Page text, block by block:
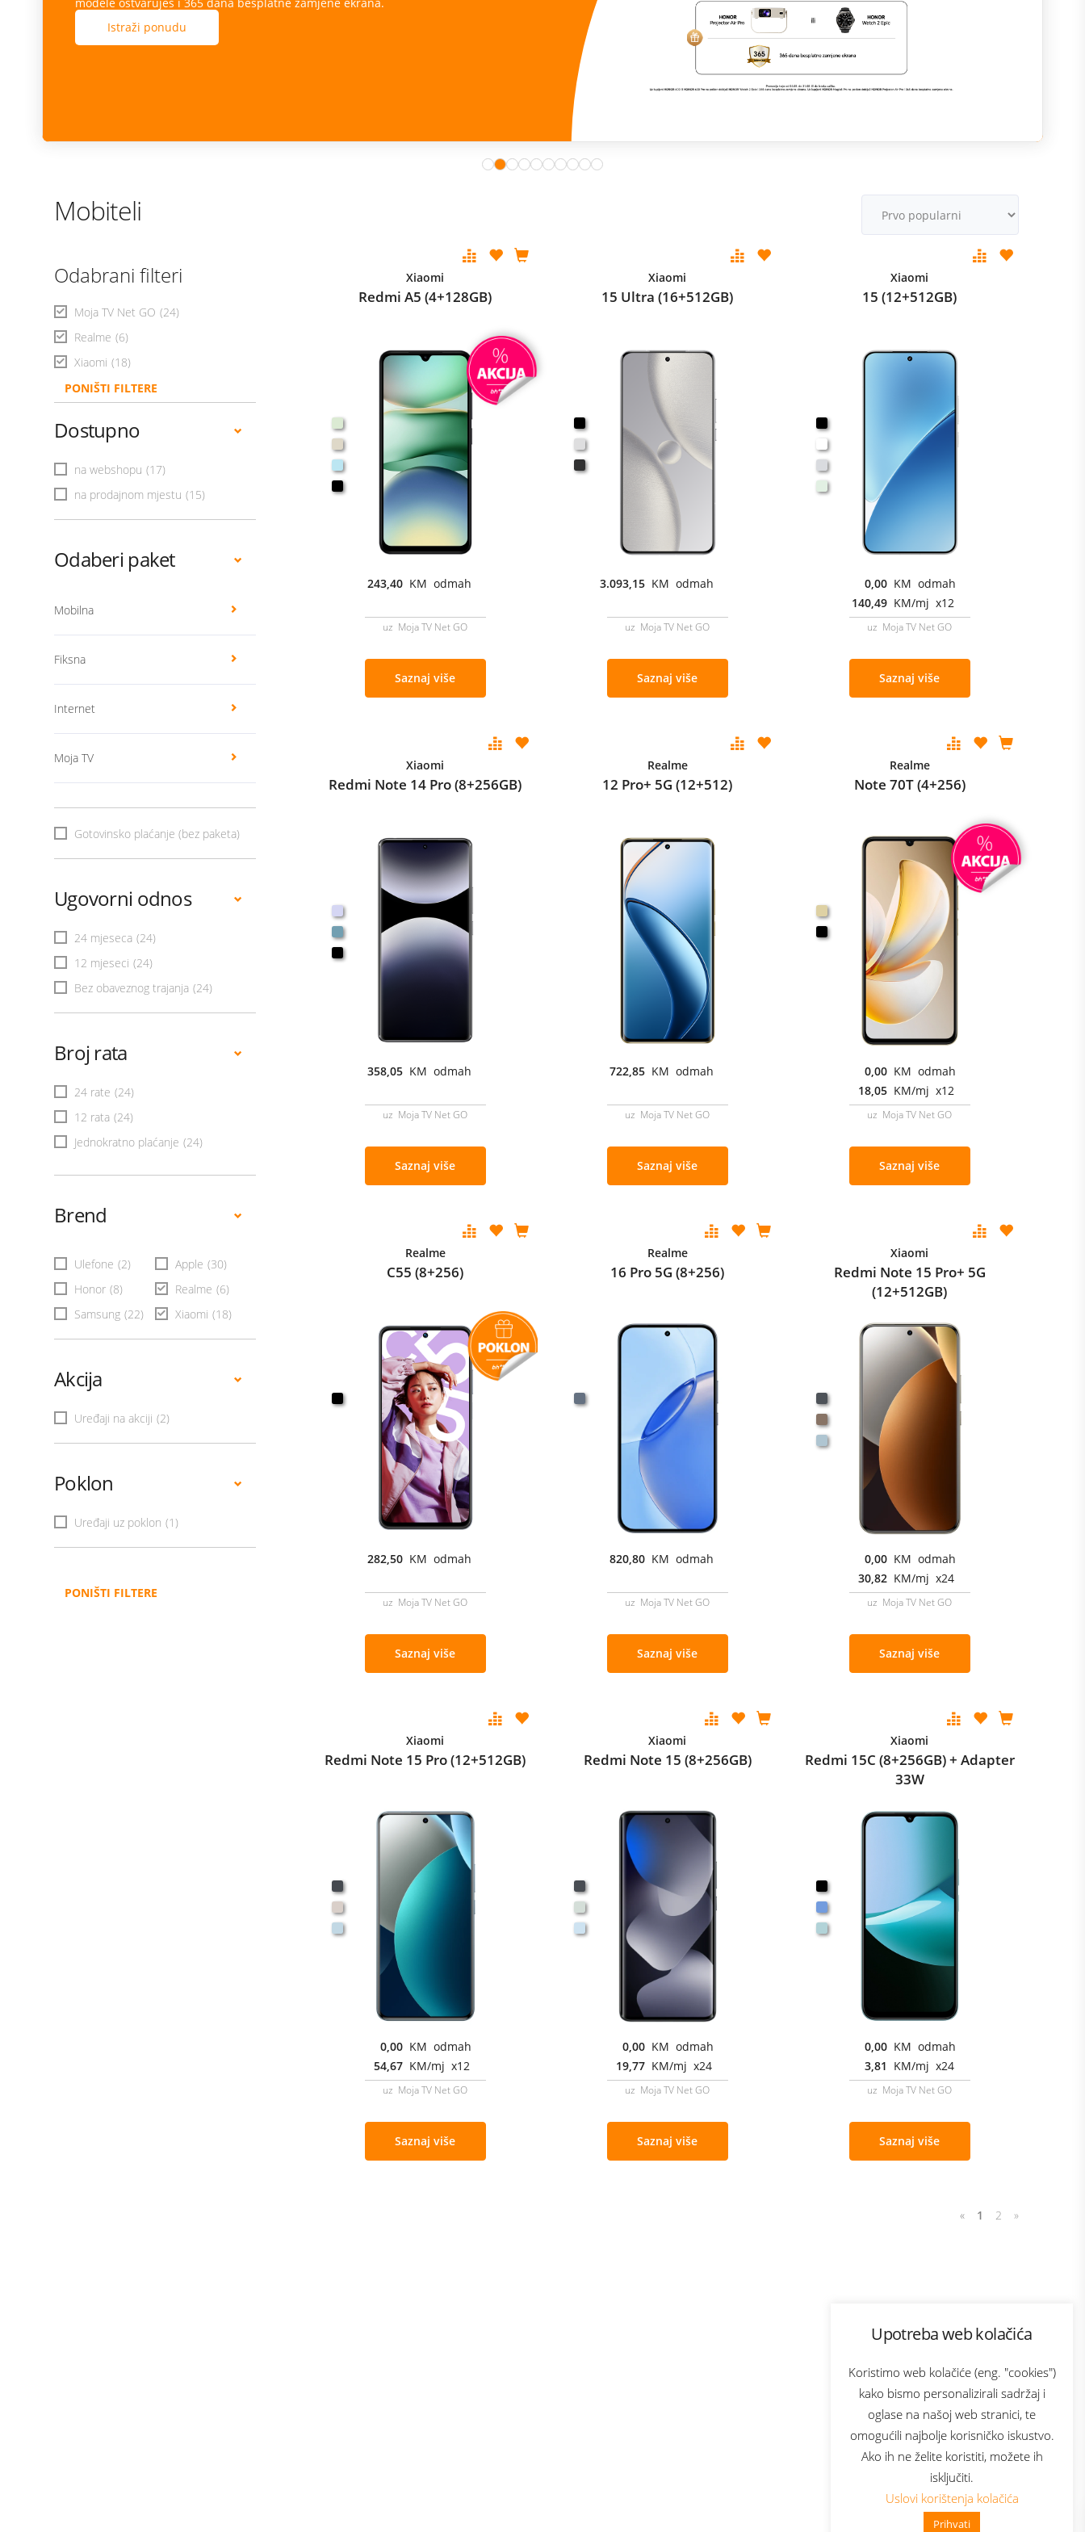
Upotreba web kolačića
Koristimo web kolačiće (eng. "cookies")
kako bismo personalizirali sadržaj i
oglase na našoj web stranici, te
omogućili najbolje korisničko iskustvo.
Ako ih ne želite koristiti, možete ih
isključiti.
Uslovi korištenja kolačića
Prihvati
👋 Zdravo, kako mogu pomoći?
Istraži ponudu
Mobiteli
Odabrani filteri
Moja TV Net GO (24)
Realme (6)
Xiaomi (18)
PONIŠTI FILTERE
Dostupno
na webshopu (17)
na prodajnom mjestu (15)
Odaberi paket
Mobilna
Fiksna
Internet
Moja TV
Gotovinsko plaćanje (bez paketa)
Ugovorni odnos
24 mjeseca (24)
12 mjeseci (24)
Bez obaveznog trajanja (24)
Broj rata
24 rate (24)
12 rata (24)
Jednokratno plaćanje (24)
Brend
Ulefone (2) Apple (30)
Honor (8) Realme (6)
Samsung (22) Xiaomi (18)
Akcija
Uređaji na akciji (2)
Poklon
Uređaji uz poklon (1)
PONIŠTI FILTERE
Xiaomi
Redmi A5 (4+128GB)
243,40 KM odmah
uz Moja TV Net GO
Saznaj više
Xiaomi
15 Ultra (16+512GB)
3.093,15 KM odmah
uz Moja TV Net GO
Saznaj više
Xiaomi
15 (12+512GB)
0,00 KM odmah
140,49 KM/mj x12
uz Moja TV Net GO
Saznaj više
Xiaomi
Redmi Note 14 Pro (8+256GB)
358,05 KM odmah
uz Moja TV Net GO
Saznaj više
Realme
12 Pro+ 5G (12+512)
722,85 KM odmah
uz Moja TV Net GO
Saznaj više
Realme
Note 70T (4+256)
0,00 KM odmah
18,05 KM/mj x12
uz Moja TV Net GO
Saznaj više
Realme
C55 (8+256)
282,50 KM odmah
uz Moja TV Net GO
Saznaj više
Realme
16 Pro 5G (8+256)
820,80 KM odmah
uz Moja TV Net GO
Saznaj više
Xiaomi
Redmi Note 15 Pro+ 5G
(12+512GB)
0,00 KM odmah
30,82 KM/mj x24
uz Moja TV Net GO
Saznaj više
Xiaomi
Redmi Note 15 Pro (12+512GB)
0,00 KM odmah
54,67 KM/mj x12
uz Moja TV Net GO
Saznaj više
Xiaomi
Redmi Note 15 (8+256GB)
0,00 KM odmah
19,77 KM/mj x24
uz Moja TV Net GO
Saznaj više
Xiaomi
Redmi 15C (8+256GB) + Adapter
33W
0,00 KM odmah
3,81 KM/mj x24
uz Moja TV Net GO
Saznaj više
« 1 2 »
Bonus plus
Prijava za newsletter